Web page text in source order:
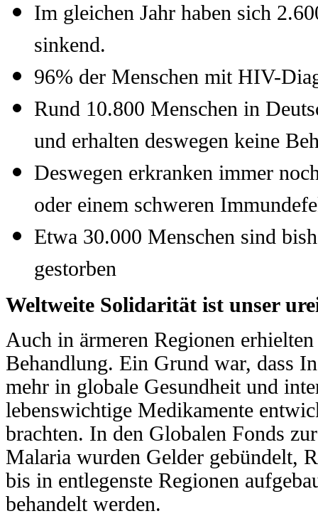
Im gleichen Jahr haben sich
sinkend.
96% der Menschen mit HIV-
Rund 10.800 Menschen in
und erhalten deswegen keine
Deswegen erkranken immer
oder einem schweren
Etwa 30.000 Menschen sind
gestorben
Weltweite Solidarität ist unser
Auch in ärmeren Regionen
Behandlung. Ein Grund war, dass
mehr in globale Gesundheit und
lebenswichtige Medikamente
brachten. In den Globalen Fonds
Malaria wurden Gelder gebündelt,
bis in entlegenste Regionen
behandelt werden.